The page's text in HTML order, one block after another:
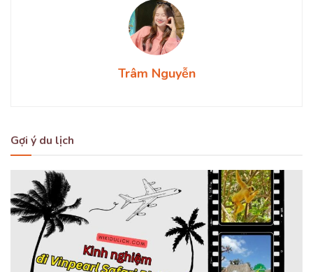
Trâm Nguyễn
Gợi ý du lịch